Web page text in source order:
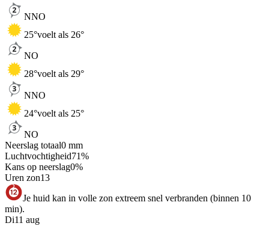
NNO
25°voelt als 26°
NO
28°voelt als 29°
NNO
24°voelt als 25°
NO
Neerslag totaal0 mm
Luchtvochtigheid71%
Kans op neerslag0%
Uren zon13
Je huid kan in volle zon extreem snel verbranden (binnen 10
min).
Di11 aug